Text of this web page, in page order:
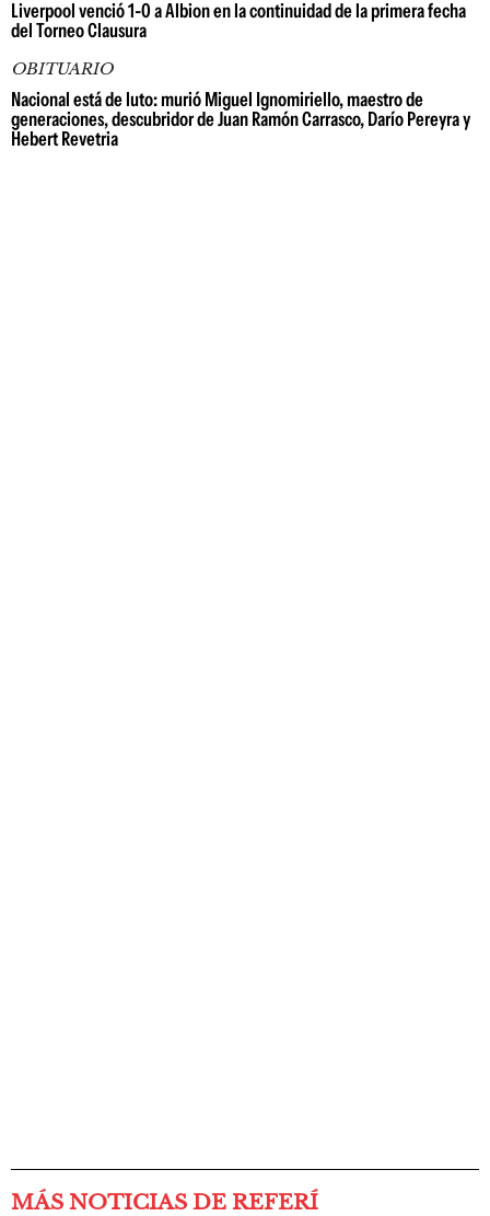
Liverpool venció 1-0 a Albion en la continuidad de la primera fecha
del Torneo Clausura
OBITUARIO
Nacional está de luto: murió Miguel Ignomiriello, maestro de
generaciones, descubridor de Juan Ramón Carrasco, Darío Pereyra y
Hebert Revetria
MÁS NOTICIAS DE REFERÍ